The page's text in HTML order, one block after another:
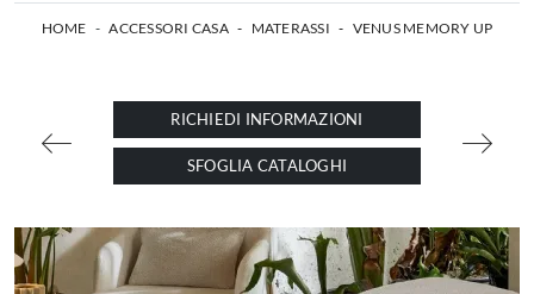
HOME - ACCESSORI CASA - MATERASSI - VENUS MEMORY UP
RICHIEDI INFORMAZIONI
SFOGLIA CATALOGHI